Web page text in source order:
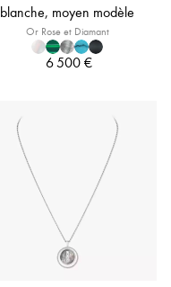
blanche, moyen modèle
Or Rose et Diamant
6 500 €